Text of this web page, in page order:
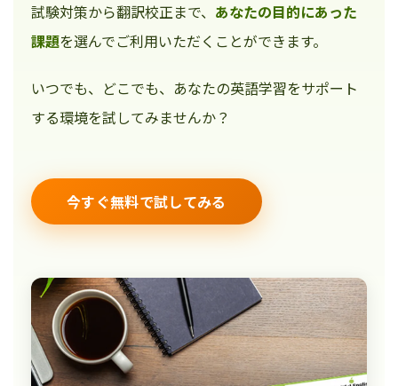
試験対策から翻訳校正まで、 あなたの目的にあった
課題を選んでご利用いただくことができます。
いつでも、どこでも、あなたの英語学習をサポート
する環境を試してみませんか？
今すぐ無料で試してみる